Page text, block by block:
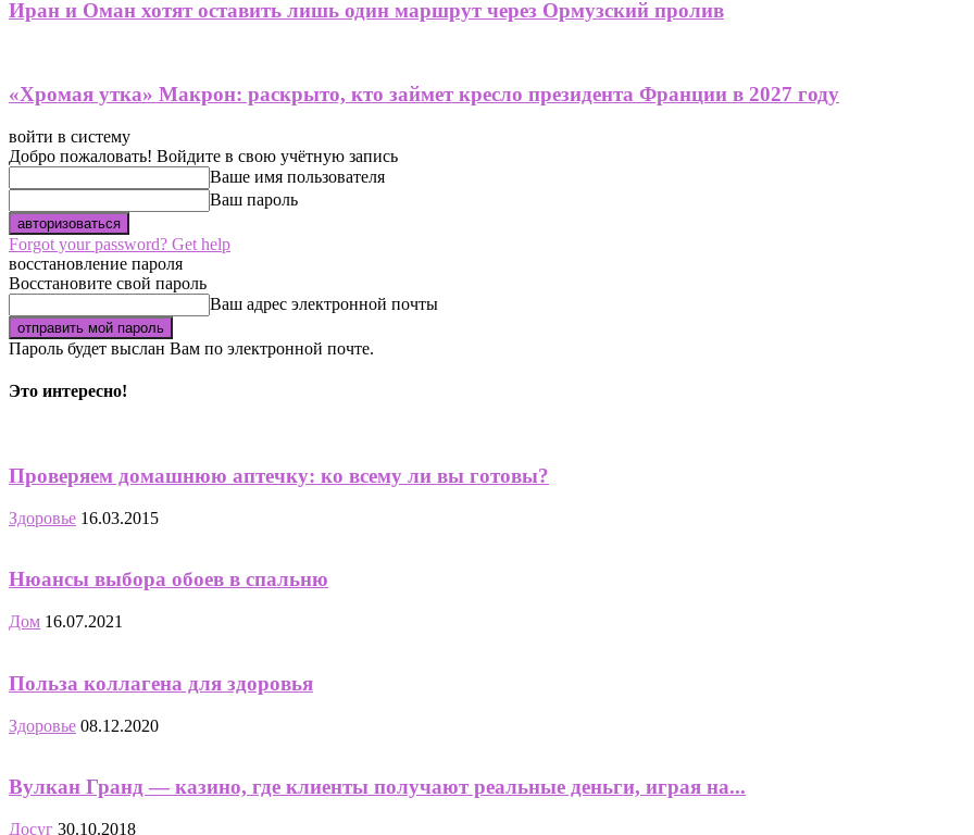
Иран и Оман хотят оставить лишь один маршрут через Ормузский пролив
«Хромая утка» Макрон: раскрыто, кто займет кресло президента Франции в 2027 году
войти в систему
Добро пожаловать! Войдите в свою учётную запись
Ваше имя пользователя
Ваш пароль
Forgot your password? Get help
восстановление пароля
Восстановите свой пароль
Ваш адрес электронной почты
Пароль будет выслан Вам по электронной почте.
Это интересно!
Проверяем домашнюю аптечку: ко всему ли вы готовы?
Здоровье 16.03.2015
Нюансы выбора обоев в спальню
Дом 16.07.2021
Польза коллагена для здоровья
Здоровье 08.12.2020
Вулкан Гранд — казино, где клиенты получают реальные деньги, играя на...
Досуг 30.10.2018